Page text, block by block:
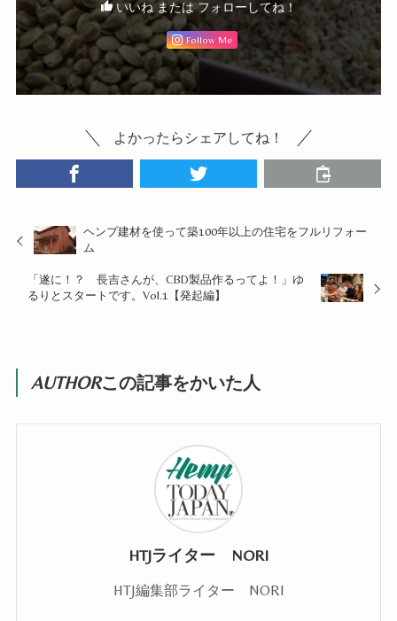
いいね または フォローしてね！
Follow Me
よかったらシェアしてね！
ヘンプ建材を使って築100年以上の住宅をフルリフォー
ム
「遂に！？ 長吉さんが、CBD製品作るってよ！」ゆ
るりとスタートです。Vol.1【発起編】
AUTHORこの記事をかいた人
HTJライター NORI
HTJ編集部ライター NORI